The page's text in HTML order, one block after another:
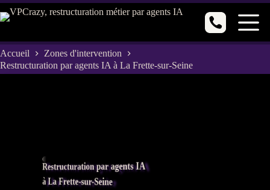
Passer
au
Accueil
Zones d'intervention
Restructuration par agents IA à La Frette-sur-Seine
Restructuration par agents IA
à La Frette-sur-Seine